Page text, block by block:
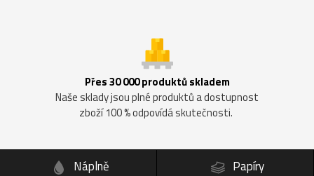
Přes 30 000 produktů skladem
Naše sklady jsou plné produktů a dostupnost
zboží 100 % odpovídá skutečnosti.
Náplně
Papíry